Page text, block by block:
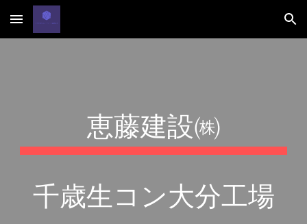
Skip to main content Skip to navigation
恵藤建設㈱
千歳生コン大分工場